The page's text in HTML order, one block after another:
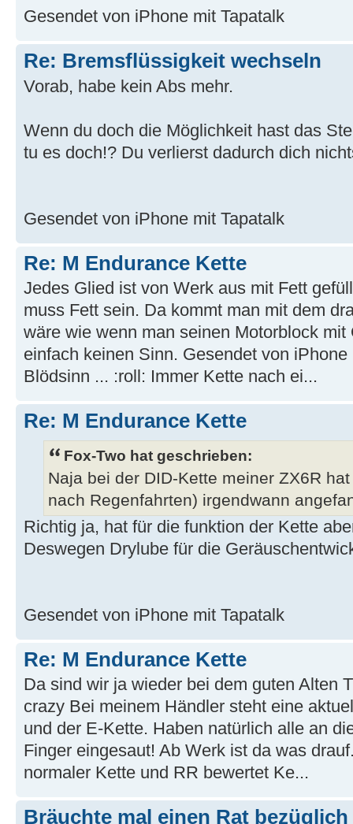
Gesendet von iPhone mit Tapatalk
Re: Bremsflüssigkeit wechseln
Vorab, habe kein Abs mehr.
Wenn du doch die Möglichkeit hast das
tu es doch!? Du verlierst dadurch dich
Gesendet von iPhone mit Tapatalk
Re: M Endurance Kette
Jedes Glied ist von Werk aus mit Fett
muss Fett sein. Da kommt man mit dem
wäre wie wenn man seinen Motorblock
einfach keinen Sinn. Gesendet von
Blödsinn ... :roll: Immer Kette nach ei...
Re: M Endurance Kette
Fox-Two hat geschrieben:
Naja bei der DID-Kette meiner ZX6R
nach Regenfahrten) irgendwann
Richtig ja, hat für die funktion der Kette
Deswegen Drylube für die
Gesendet von iPhone mit Tapatalk
Re: M Endurance Kette
Da sind wir ja wieder bei dem guten Alten
crazy Bei meinem Händler steht eine
und der E-Kette. Haben natürlich alle an
Finger eingesaut! Ab Werk ist da was
normaler Kette und RR bewertet Ke...
Bräuchte mal einen Rat bezüglich